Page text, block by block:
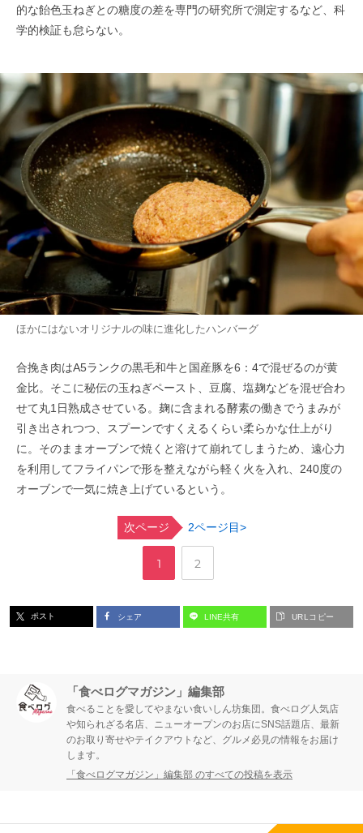
的な飴色玉ねぎとの糖度の差を専門の研究所で測定するなど、科
学的検証も怠らない。
ほかにはないオリジナルの味に進化したハンバーグ
合挽き肉はA5ランクの黒毛和牛と国産豚を6：4で混ぜるのが黄
金比。そこに秘伝の玉ねぎペースト、豆腐、塩麹などを混ぜ合わ
せて丸1日熟成させている。麹に含まれる酵素の働きでうまみが
引き出されつつ、スプーンですくえるくらい柔らかな仕上がり
に。そのままオーブンで焼くと溶けて崩れてしまうため、遠心力
を利用してフライパンで形を整えながら軽く火を入れ、240度の
オーブンで一気に焼き上げているという。
次ページ 2ページ目>
ペ
ジ
1
,
ペ
ジ
2
ポスト シェア LINE共有 URLコピー
「食べログマガジン」編集部
食べることを愛してやまない食いしん坊集団。食べログ人気店
や知られざる名店、ニューオープンのお店にSNS話題店、最新
のお取り寄せやテイクアウトなど、グルメ必見の情報をお届け
します。
「食べログマガジン」編集部 のすべての投稿を表示